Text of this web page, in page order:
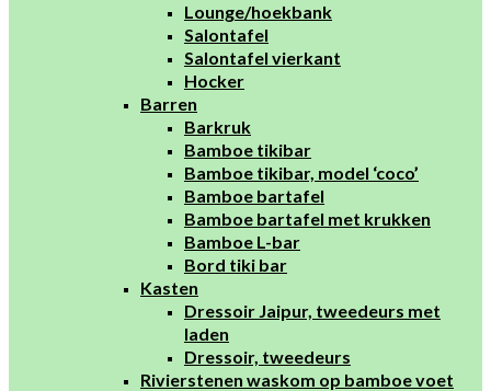
Lounge/hoekbank
Salontafel
Salontafel vierkant
Hocker
Barren
Barkruk
Bamboe tikibar
Bamboe tikibar, model ‘coco’
Bamboe bartafel
Bamboe bartafel met krukken
Bamboe L-bar
Bord tiki bar
Kasten
Dressoir Jaipur, tweedeurs met
laden
Dressoir, tweedeurs
Rivierstenen waskom op bamboe voet